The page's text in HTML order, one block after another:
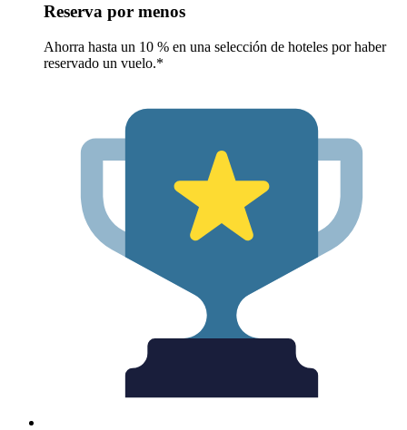
Reserva por menos
Ahorra hasta un 10 % en una selección de hoteles por haber
reservado un vuelo.*